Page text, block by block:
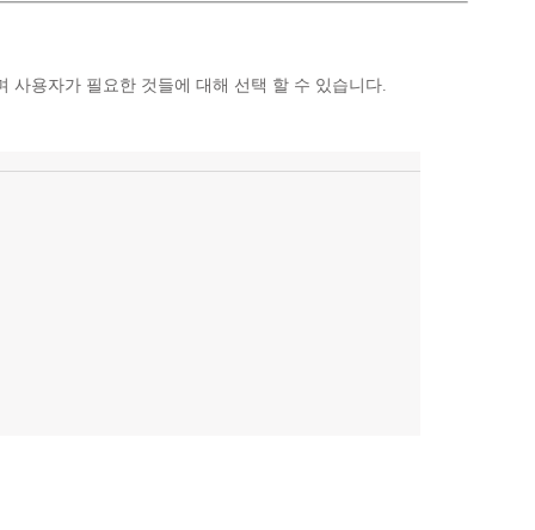
용자가 필요한 것들에 대해 선택 할 수 있습니다.